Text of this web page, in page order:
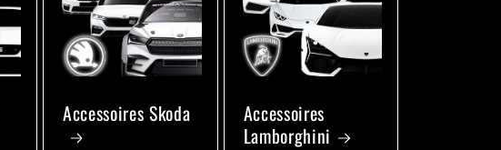
Accessoires Skoda
Accessoires
Lamborghini